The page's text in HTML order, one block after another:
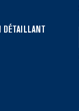
DÉTAILLANT